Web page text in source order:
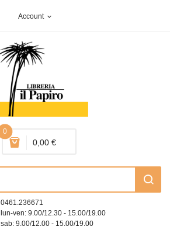
Account expand_more
0
0,00 €
0461.236671
lun-ven: 9.00/12.30 - 15.00/19.00
sab: 9.00/12.00 - 15.00/19.00